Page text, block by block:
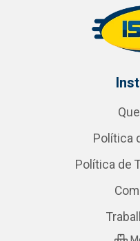
Política
Política de